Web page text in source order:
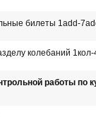
билеты 1add-
колебаний 1кол-
работы по